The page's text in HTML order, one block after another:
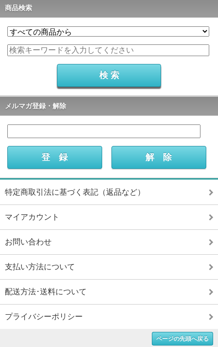
商品検索
メルマガ登録・解除
特定商取引法に基づく表記（返品など）
マイアカウント
お問い合わせ
支払い方法について
配送方法･送料について
プライバシーポリシー
ページの先頭へ戻る